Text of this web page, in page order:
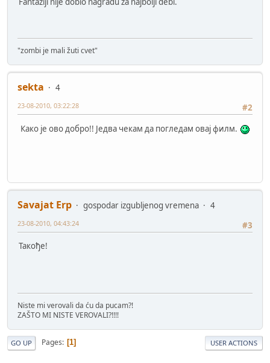
"zombi je mali žuti cvet"
sekta
4
#2
23-08-2010, 03:22:28
Како је ово добро!! Једва чекам да погледам овај филм.
Savajat Erp gospodar izgubljenog vremena
4
#3
23-08-2010, 04:43:24
Такође!
Niste mi verovali da ću da pucam?!
ZAŠTO MI NISTE VEROVALI?!!!!
GO UP Pages 1 USER ACTIONS